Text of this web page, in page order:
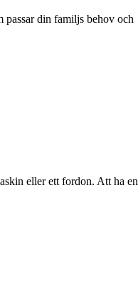
passar din familjs behov och
eller ett fordon. Att ha en